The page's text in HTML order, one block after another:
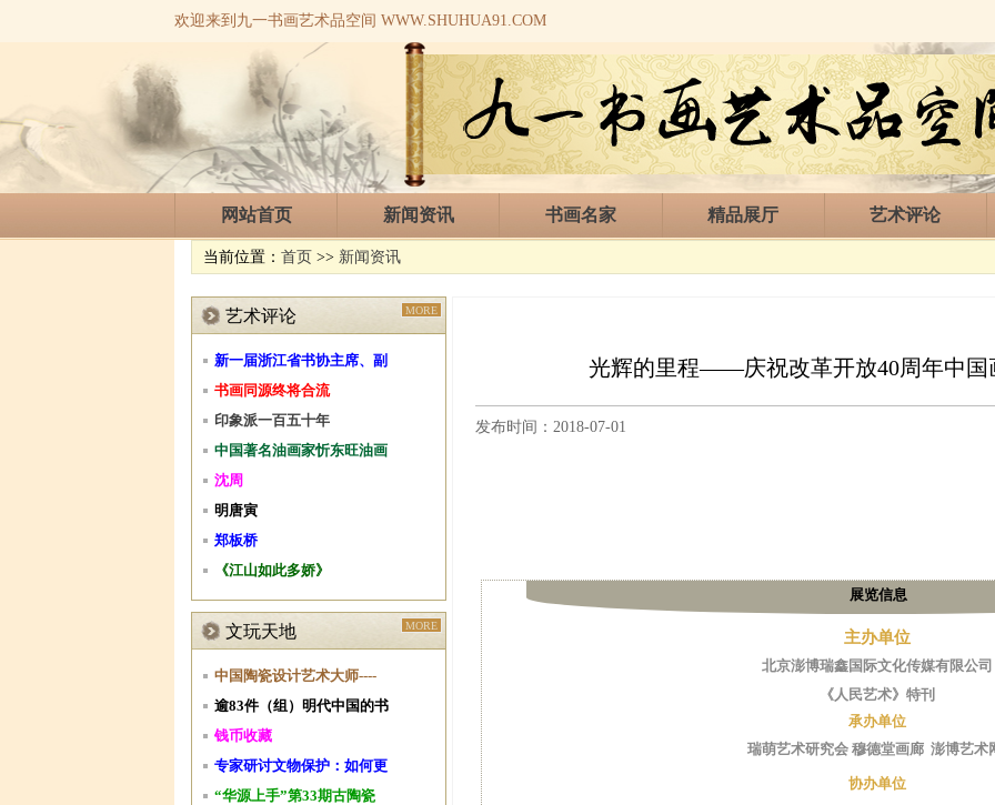
欢迎来到九一书画艺术品空间 WWW.SHUHUA91.COM
网站首页 新闻资讯 书画名家 精品展厅 艺术评论
当前位置： 首页 >> 新闻资讯
光辉的里程——庆祝改革开放40周年中国
发布时间：2018-07-01
展览信息
主办单位
北京澎博瑞鑫国际文化传媒有限公司
《人民艺术》特刊
承办单位
瑞萌艺术研究会 穆德堂画廊 澎博艺术
协办单位
艺术评论 MORE
新一届浙江省书协主席、副
书画同源终将合流
印象派一百五十年
中国著名油画家忻东旺油画
沈周
明唐寅
郑板桥
《江山如此多娇》
文玩天地 MORE
中国陶瓷设计艺术大师----
逾83件（组）明代中国的书
钱币收藏
专家研讨文物保护：如何更
“华源上手”第33期古陶瓷